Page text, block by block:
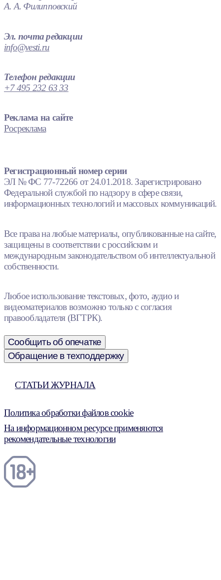
А. А. Филипповский
Эл. почта редакции
info@vesti.ru
Телефон редакции
+7 495 232 63 33
Реклама на сайте
Росреклама
Регистрационный номер серии
ЭЛ № ФС 77-72266 от 24.01.2018. Зарегистрировано
Федеральной службой по надзору в сфере связи,
информационных технологий и массовых коммуникаций.
Все права на любые материалы, опубликованные на сайте,
защищены в соответствии с российским и
международным законодательством об интеллектуальной
собственности.
Любое использование текстовых, фото, аудио и
видеоматериалов возможно только с согласия
правообладателя (ВГТРК).
Сообщить об опечатке
Обращение в техподдержку
СТАТЬИ ЖУРНАЛА
Политика обработки файлов cookie
На информационном ресурсе применяются
рекомендательные технологии